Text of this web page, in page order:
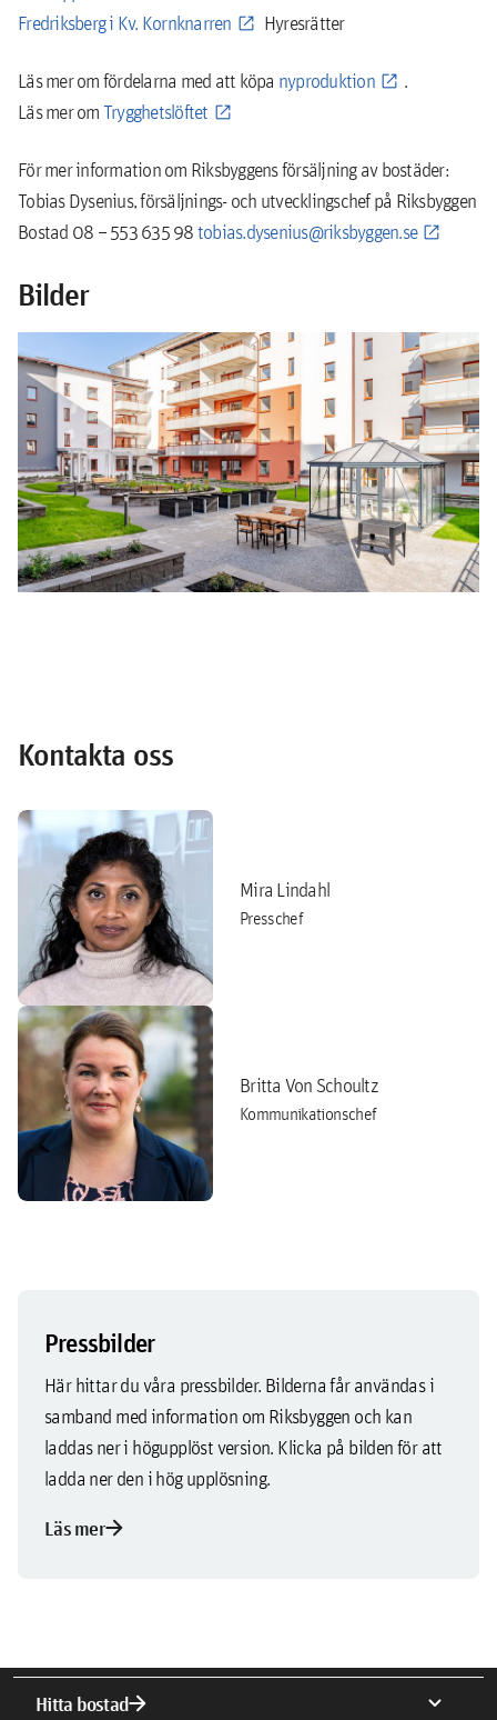
Fredriksberg i Kv. Kornknarren
Hyresrätter
Läs mer om fördelarna med att köpa nyproduktion
.
Läs mer omTrygghetslöftet
För mer information om Riksbyggens försäljning av bostäder:
Tobias Dysenius, försäljnings- och utvecklingschef på Riksbyggen
Bostad 08 – 553 635 98tobias.dysenius@riksbyggen.se
Bilder
Kontakta oss
Mira Lindahl
Presschef
Britta Von Schoultz
Kommunikationschef
Pressbilder
Här hittar du våra pressbilder. Bilderna får användas i
samband med information om Riksbyggen och kan
laddas ner i högupplöst version. Klicka på bilden för att
ladda ner den i hög upplösning.
Läs merarrow_forward
Hitta bostadarrow_forward expand_more